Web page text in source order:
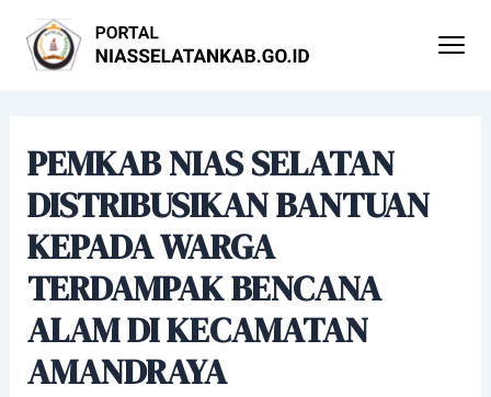
konten
PEMKAB NIAS SELATAN
DISTRIBUSIKAN BANTUAN
KEPADA WARGA
TERDAMPAK BENCANA
ALAM DI KECAMATAN
AMANDRAYA
navigation